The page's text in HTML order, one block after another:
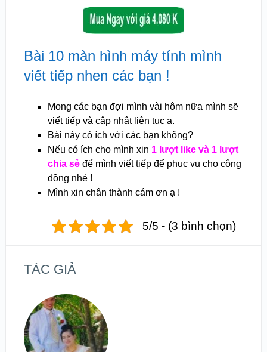
Bài 10 màn hình máy tính mình
viết tiếp nhen các bạn !
Mong các bạn đợi mình vài hôm nữa mình sẽ
viết tiếp và cập nhật liên tục ạ.
Bài này có ích với các bạn không?
Nếu có ích cho mình xin 1 lượt like và 1 lượt
chia sẻđể mình viết tiếp để phục vụ cho cộng
đồng nhé !
Mình xin chân thành cám ơn ạ !
5/5 - (3 bình chọn)
TÁC GIẢ